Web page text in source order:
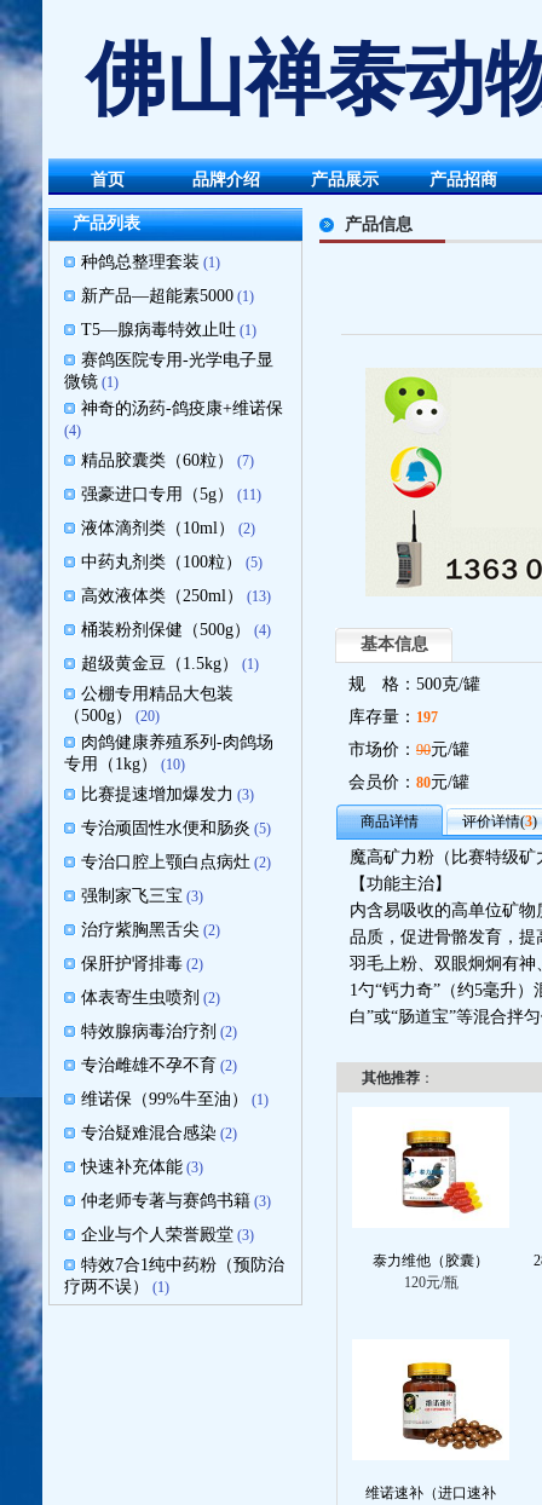
佛山禅泰动
首页 品牌介绍 产品展示 产品招商
产品列表
种鸽总整理套装 (1)
新产品—超能素5000 (1)
T5—腺病毒特效止吐 (1)
赛鸽医院专用-光学电子显
微镜 (1)
神奇的汤药-鸽疫康+维诺保
(4)
精品胶囊类（60粒） (7)
强豪进口专用（5g） (11)
液体滴剂类（10ml） (2)
中药丸剂类（100粒） (5)
高效液体类（250ml） (13)
桶装粉剂保健（500g） (4)
超级黄金豆（1.5kg） (1)
公棚专用精品大包装
（500g）
(20)
肉鸽健康养殖系列-肉鸽场
专用（1kg）
(10)
比赛提速增加爆发力 (3)
专治顽固性水便和肠炎 (5)
专治口腔上颚白点病灶 (2)
强制家飞三宝 (3)
治疗紫胸黑舌尖 (2)
保肝护肾排毒 (2)
体表寄生虫喷剂 (2)
特效腺病毒治疗剂 (2)
专治雌雄不孕不育 (2)
维诺保（99%牛至油） (1)
专治疑难混合感染 (2)
快速补充体能 (3)
仲老师专著与赛鸽书籍 (3)
企业与个人荣誉殿堂 (3)
特效7合1纯中药粉（预防治
疗两不误）
(1)
产品信息
基本信息
规 格：500克/罐
库存量： 197
市场价： 90元/罐
会员价： 80元/罐
商品详情 评价详情(3)
魔高矿力粉（比赛特级矿
【功能主治】
内含易吸收的高单位矿
品质，促进骨骼发育，
羽毛上粉、双眼炯炯有
1勺“钙力奇”（约5毫升
白”或“肠道宝”等混合拌
其他推荐 ：
泰力维他（胶囊）
120元/瓶
维诺速补（进口速补